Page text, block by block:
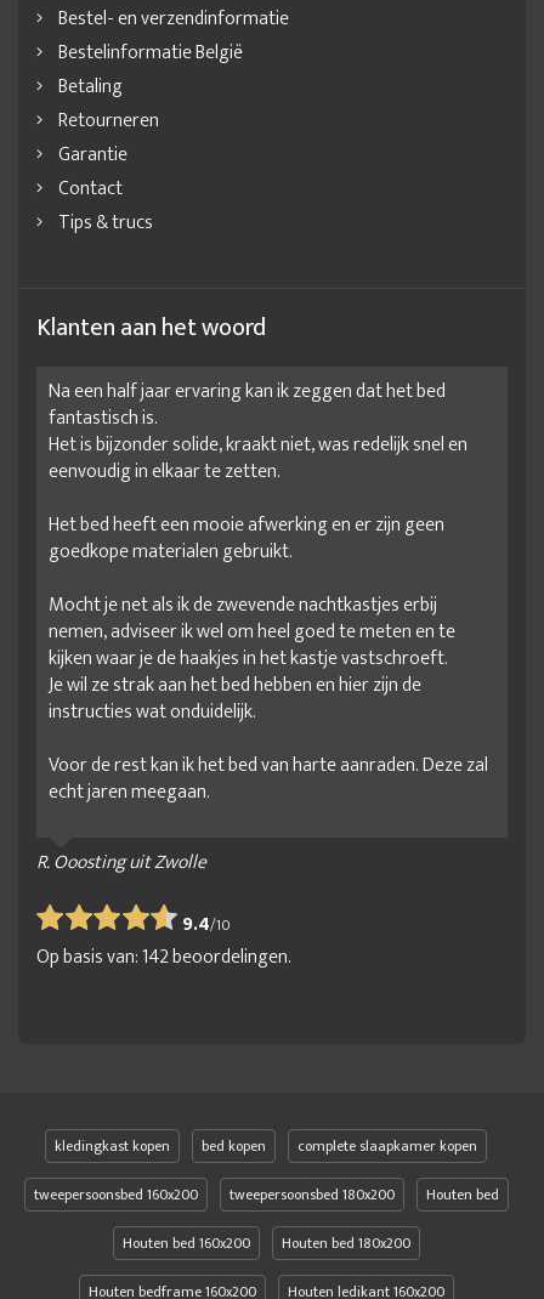
Bestel- en verzendinformatie
Bestelinformatie België
Betaling
Retourneren
Garantie
Contact
Tips & trucs
Klanten aan het woord
Na een half jaar ervaring kan ik zeggen dat het bed
fantastisch is.
Het is bijzonder solide, kraakt niet, was redelijk snel en
eenvoudig in elkaar te zetten.
Het bed heeft een mooie afwerking en er zijn geen
goedkope materialen gebruikt.
Mocht je net als ik de zwevende nachtkastjes erbij
nemen, adviseer ik wel om heel goed te meten en te
kijken waar je de haakjes in het kastje vastschroeft.
Je wil ze strak aan het bed hebben en hier zijn de
instructies wat onduidelijk.
Voor de rest kan ik het bed van harte aanraden. Deze zal
echt jaren meegaan.
R. Ooosting uit Zwolle
9.4/10
Op basis van:142beoordelingen.
kledingkast kopen bed kopen
complete slaapkamer kopen
tweepersoonsbed 160x200
tweepersoonsbed 180x200
Houten bed
Houten bed 160x200
Houten bed 180x200
Houten bedframe 160x200
Houten ledikant 160x200